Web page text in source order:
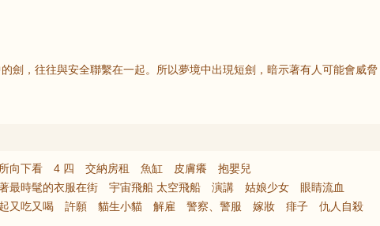
，往往與安全聯繫在一起。所以夢境中出現短劍，暗示著有人可能會威脅
向下看 4 四 交納房租 魚缸 皮膚癢
抱嬰兒
最時髦的衣服在街 宇宙飛船 太空飛船 演講 姑娘少女
眼睛流血
又吃又喝 許願 貓生小貓 解雇 警察、警服 嫁妝 痱子 仇人自殺
猴 雞